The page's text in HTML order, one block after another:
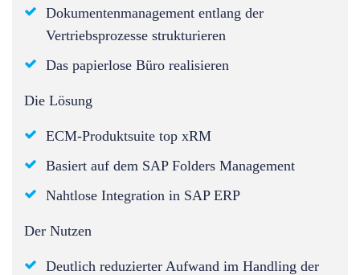
Dokumentenmanagement entlang der
Vertriebsprozesse strukturieren
Das papierlose Büro realisieren
Die Lösung
ECM-Produktsuite top xRM
Basiert auf dem SAP Folders Management
Nahtlose Integration in SAP ERP
Der Nutzen
Deutlich reduzierter Aufwand im Handling der